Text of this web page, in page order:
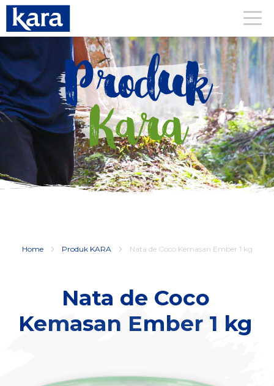
Produk
Kara
Home Produk KARA Nata de Coco Kemasan Ember 1 kg
Nata de Coco
Kemasan Ember 1 kg